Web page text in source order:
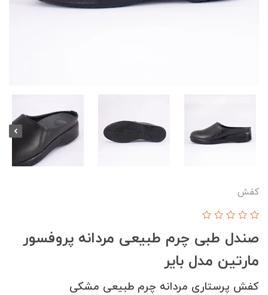
کفش
صندل طبی چرم طبیعی مردانه پروفسور
مارتین مدل بایر
کفش پرستاری مردانه چرم طبیعی مشکی